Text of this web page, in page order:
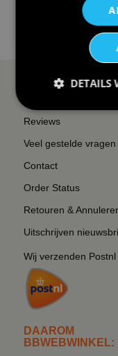
I
SERVICE EN
Reviews
Veel gestelde vragen
Contact
Order Status
Retouren &
Uitschrijven
Wij verzenden Postnl
DAAROM
BBWEBWINKEL:
DETAILS